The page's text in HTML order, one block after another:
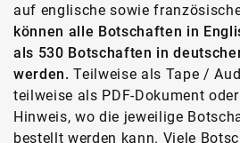
auf englische sowie
können alle Botschaften in
als 530 Botschaften in
werden. Teilweise als Tape /
teilweise als PDF-Dokument
Hinweis, wo die jeweilige
bestellt werden kann. Viele